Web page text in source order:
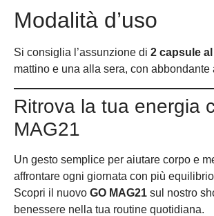
Modalità d’uso
Si consiglia l’assunzione di 2 capsule
mattino e una alla sera, con abbondante
Ritrova la tua energia
MAG21
Un gesto semplice per aiutare corpo e
affrontare ogni giornata con più
Scopri il nuovo GO MAG21 sul nostro
benessere nella tua routine quotidiana.